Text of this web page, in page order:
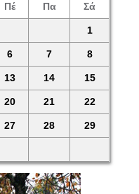
Πέ Πα Σά
1
6 7 8
13 14 15
20 21 22
27 28 29